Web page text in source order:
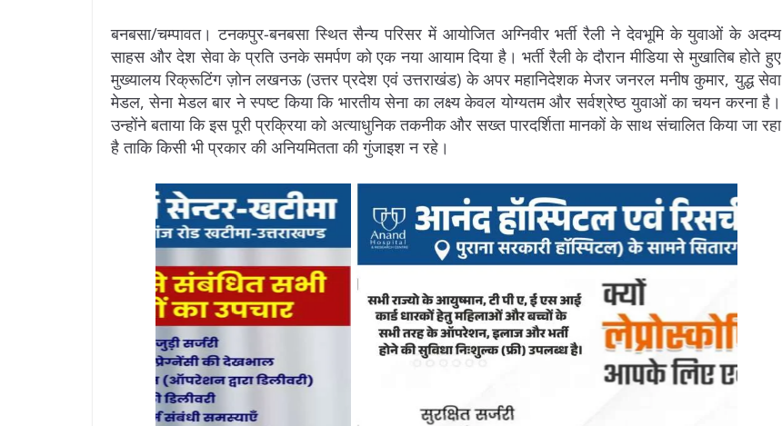
बनबसा/चम्पावत। टनकपुर-बनबसा स्थित सैन्य परिसर में आयोजित अग्निवीर भर्ती रैली ने देवभूमि के युवाओं के अदम्य
साहस और देश सेवा के प्रति उनके समर्पण को एक नया आयाम दिया है। भर्ती रैली के दौरान मीडिया से मुखातिब होते हुए
मुख्यालय रिक्रूटिंग ज़ोन लखनऊ (उत्तर प्रदेश एवं उत्तराखंड) के अपर महानिदेशक मेजर जनरल मनीष कुमार, युद्ध सेवा
मेडल, सेना मेडल बार ने स्पष्ट किया कि भारतीय सेना का लक्ष्य केवल योग्यतम और सर्वश्रेष्ठ युवाओं का चयन करना है।
उन्होंने बताया कि इस पूरी प्रक्रिया को अत्याधुनिक तकनीक और सख्त पारदर्शिता मानकों के साथ संचालित किया जा रहा
है ताकि किसी भी प्रकार की अनियमितता की गुंजाइश न रहे।